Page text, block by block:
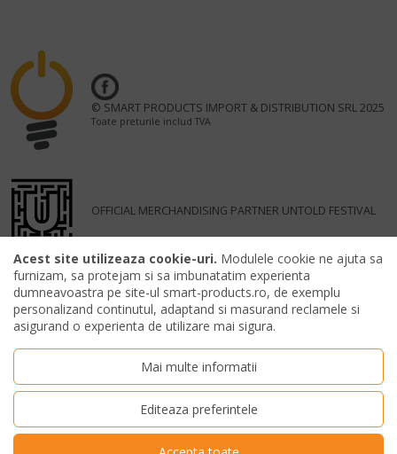
© SMART PRODUCTS IMPORT & DISTRIBUTION SRL 2025
Toate preturile includ TVA
OFFICIAL MERCHANDISING PARTNER UNTOLD FESTIVAL
Acest site utilizeaza cookie-uri. Modulele cookie ne ajuta sa
furnizam, sa protejam si sa imbunatatim experienta
dumneavoastra pe site-ul smart-products.ro, de exemplu
personalizand continutul, adaptand si masurand reclamele si
asigurand o experienta de utilizare mai sigura.
Mai multe informatii
Editeaza preferintele